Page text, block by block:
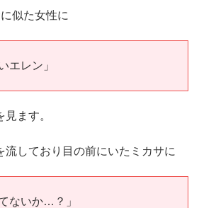
似た女性に
エレン」
ます。
流しており目の前にいたミカサに
ないか…？」